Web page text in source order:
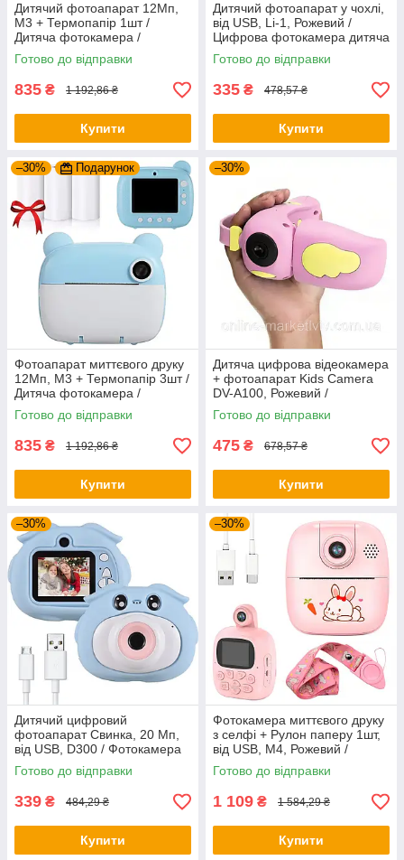
Дитячий фотоапарат 12Мп,
M3 + Термопапір 1шт /
Дитяча фотокамера /
Фотоапарат миттєвого друку
Готово до відправки
835 ₴ 1 192,86 ₴
Купити
Дитячий фотоапарат у чохлі,
від USB, Li-1, Рожевий /
Цифрова фотокамера дитяча
/ Дитячий цифровий
фотоапарат
Готово до відправки
335 ₴ 478,57 ₴
Купити
–30% Подарунок
Фотоапарат миттєвого друку
12Мп, M3 + Термопапір 3шт /
Дитяча фотокамера /
Цифровий фотоапарат
Готово до відправки
835 ₴ 1 192,86 ₴
Купити
–30%
Дитяча цифрова відеокамера
+ фотоапарат Kids Camera
DV-A100, Рожевий /
Фотоапарат для дітей
Готово до відправки
475 ₴ 678,57 ₴
Купити
–30%
Дитячий цифровий
фотоапарат Свинка, 20 Мп,
від USB, D300 / Фотокамера
дитяча / Фотоапарат для
дітей
Готово до відправки
339 ₴ 484,29 ₴
Купити
–30%
Фотокамера миттєвого друку
з селфі + Рулон паперу 1шт,
від USB, M4, Рожевий /
Дитячий фотоапарат з
друком
Готово до відправки
1 109 ₴ 1 584,29 ₴
Купити